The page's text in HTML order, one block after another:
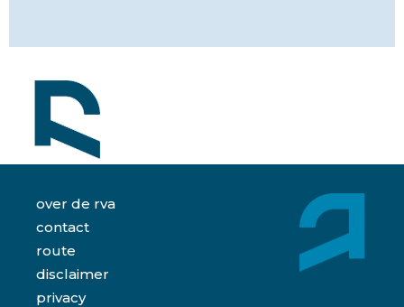
over de rva
contact
route
disclaimer
privacy